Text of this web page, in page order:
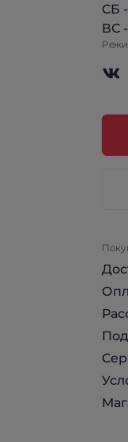
СБ
ВС